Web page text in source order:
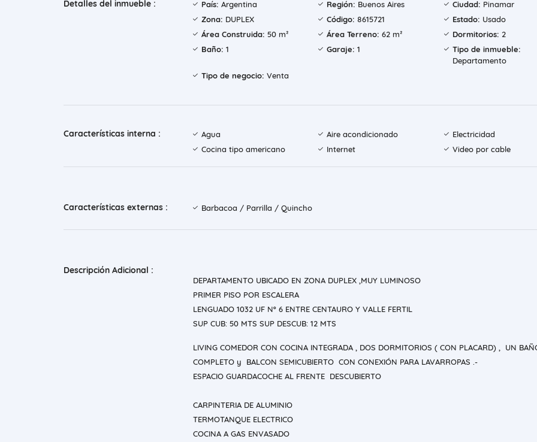
Detalles del inmueble : País: Argentina Región: Buenos Aires Ciudad: Pinamar
Zona: DUPLEX Código: 8615721 Estado: Usado
Área Construida: 50 m² Área Terreno: 62 m² Dormitorios: 2
Baño: 1 Garaje: 1
Tipo de inmueble:
Departamento
Tipo de negocio: Venta
Características interna : Agua Aire acondicionado
Electricidad
Cocina tipo americano
Internet Video por cable
Características externas : Barbacoa / Parrilla / Quincho
Descripción Adicional :
DEPARTAMENTO UBICADO EN ZONA DUPLEX ,MUY LUMINOSO
PRIMER PISO POR ESCALERA
LENGUADO 1032 UF Nº 6 ENTRE CENTAURO Y VALLE FERTIL
SUP CUB: 50 MTS SUP DESCUB: 12 MTS
LIVING COMEDOR CON COCINA INTEGRADA , DOS DORMITORIOS ( CON PLACARD) , UN
COMPLETO y BALCON SEMICUBIERTO CON CONEXIÓN PARA LAVARROPAS .-
ESPACIO GUARDACOCHE AL FRENTE DESCUBIERTO
CARPINTERIA DE ALUMINIO
TERMOTANQUE ELECTRICO
COCINA A GAS ENVASADO